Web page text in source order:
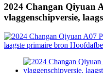
2024 Changan Qiyuan
vlaggenschipversie,